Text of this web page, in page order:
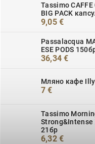
Tassimo
BIG PACK
9,05 €
Passalacqua
ESE PODS
36,34 €
Мляно кафе Illy
7 €
Tassimo
Strong&Intense
21бр
6,32 €